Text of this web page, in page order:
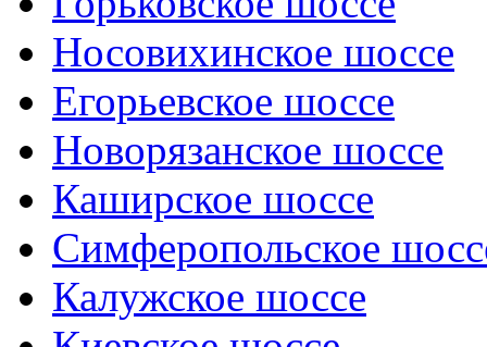
Носовихинское шоссе
Егорьевское шоссе
Новорязанское шоссе
Каширское шоссе
Симферопольское
Калужское шоссе